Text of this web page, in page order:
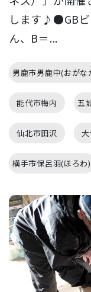
します♪●GBビ
ん、B＝...
男鹿市男鹿中(おがな
能代市梅内 五
仙北市田沢
横手市保呂羽(ほろわ)